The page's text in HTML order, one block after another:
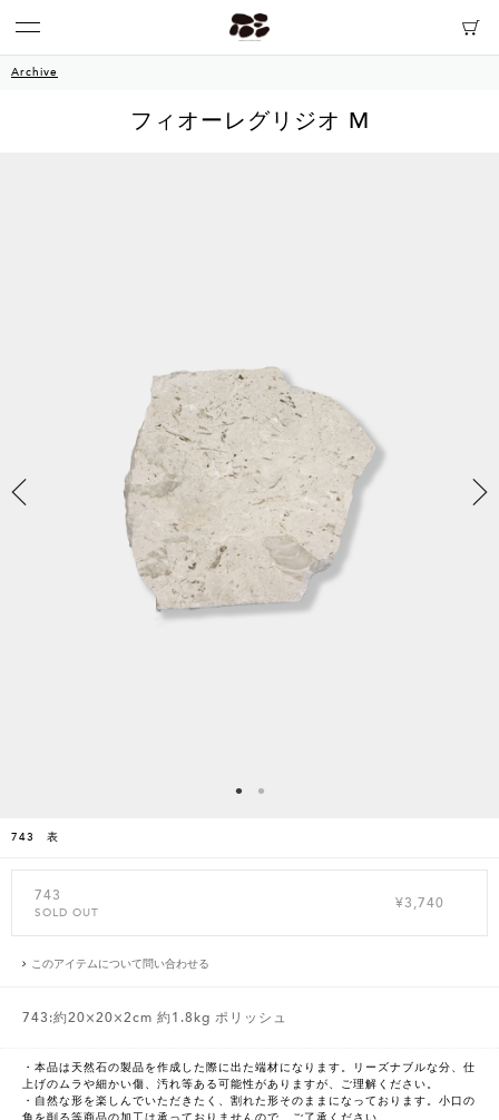
Archive
フィオーレグリジオ M
743 表
743
SOLD OUT
¥3,740
このアイテムについて問い合わせる
743:約20×20×2cm 約1.8kg ポリッシュ
・本品は天然石の製品を作成した際に出た端材になります。リーズナブルな分、仕
上げのムラや細かい傷、汚れ等ある可能性がありますが、ご理解ください。
・自然な形を楽しんでいただきたく、割れた形そのままになっております。小口の